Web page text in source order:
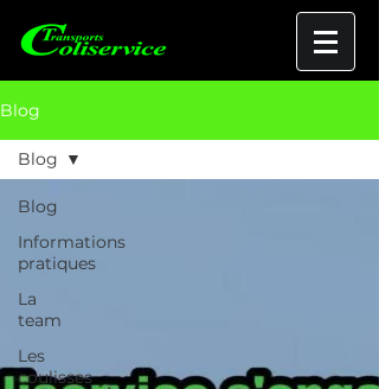
Blog
Blog
Informations
pratiques
La
team
Les
coulisses
Blog